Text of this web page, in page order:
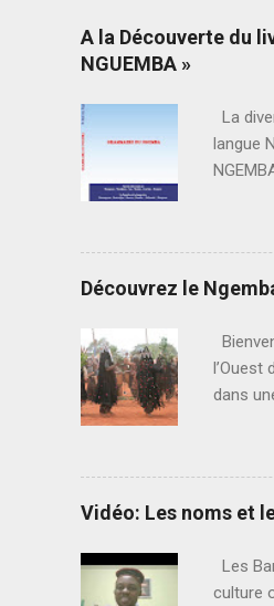
A la Découverte du
NGUEMBA »
La
langue
Découvrez le
l’Ouest
dans
Une
famille
que
Vidéo: Les noms et
Les
culture